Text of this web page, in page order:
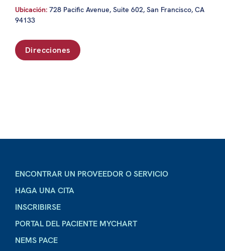
Ubicación: 728 Pacific Avenue, Suite 602, San Francisco, CA
94133
Direcciones
ENCONTRAR UN PROVEEDOR O SERVICIO
HAGA UNA CITA
INSCRIBIRSE
PORTAL DEL PACIENTE MYCHART
NEMS PACE